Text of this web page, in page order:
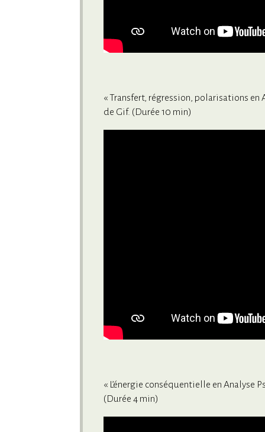
« Transfert, régression, polarisations
de Gif. (Durée 10 min)
« L’énergie conséquentielle en Analyse
(Durée 4 min)